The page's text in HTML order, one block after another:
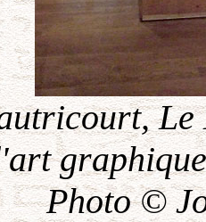
Photo ©